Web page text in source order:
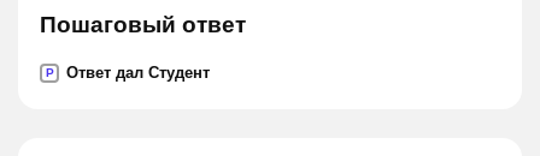
Пошаговый ответ
P Ответ дал Студент